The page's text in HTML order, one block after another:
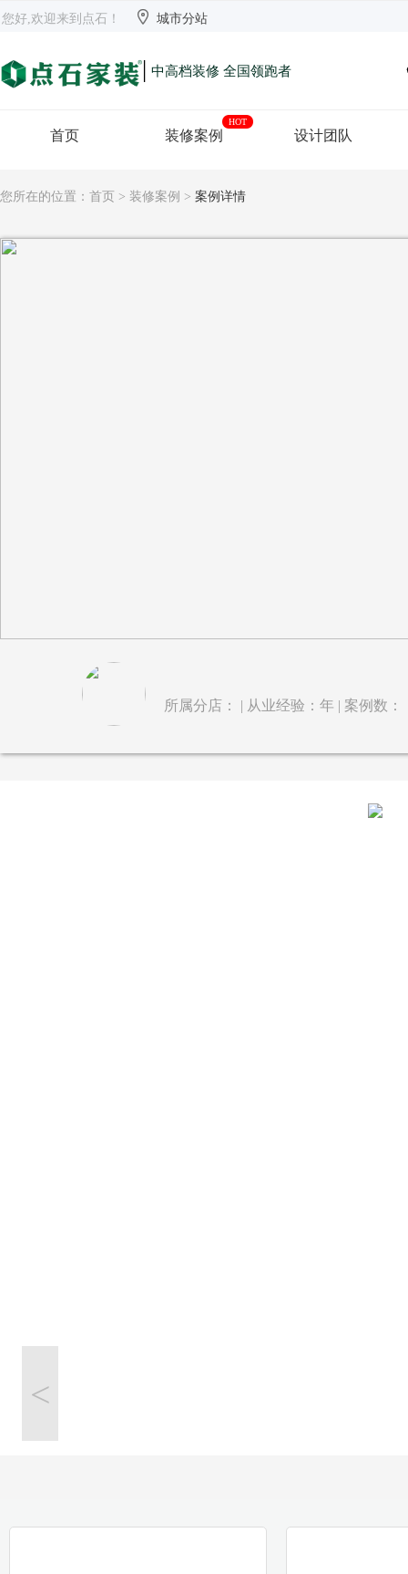
欢迎来到点石  长沙 【切换】
您好,欢迎来到点石！  城市分站
| 中高档装修 全国领跑者
首页 装修案例
HOT
设计团队
您所在的位置： 首页 > 装修案例 > 案例详情
所属分店： | 从业经验：年 | 案例数：
<